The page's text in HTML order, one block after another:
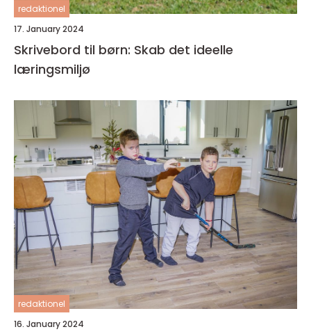
redaktionel
17. January 2024
Skrivebord til børn: Skab det ideelle
læringsmiljø
redaktionel
16. January 2024